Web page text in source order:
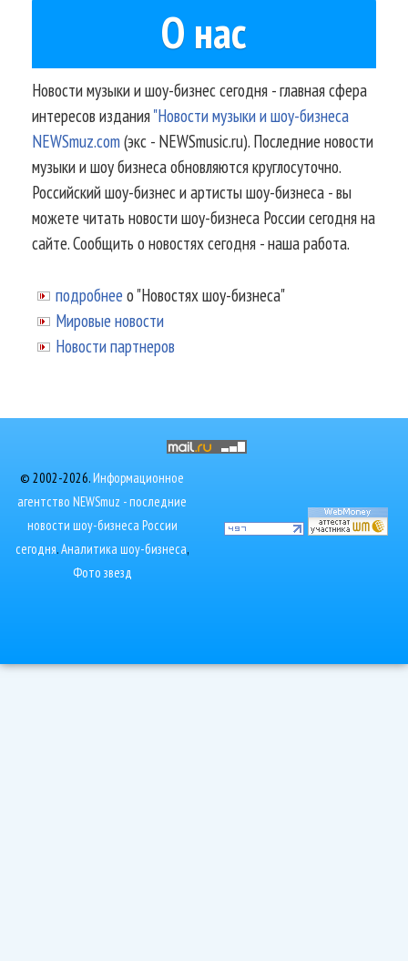
О нас
Новости музыки и шоу-бизнес сегодня - главная сфера
интересов издания"Новости музыки и шоу-бизнеса
NEWSmuz.com(экс - NEWSmusic.ru). Последние новости
музыки и шоу бизнеса обновляются круглосуточно.
Российский шоу-бизнес и артисты шоу-бизнеса - вы
можете читать новости шоу-бизнеса России сегодня на
сайте. Сообщить о новостях сегодня - наша работа.
подробнее о "Новостях шоу-бизнеса"
Мировые новости
Новости партнеров
© 2002-2026.Информационное
агентство NEWSmuz - последние
новости шоу-бизнеса России
сегодня.Аналитика шоу-бизнеса,
Фото звезд